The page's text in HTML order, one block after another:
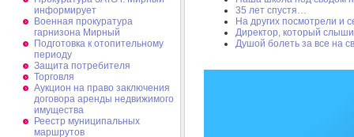
информирует
Военная прокуратура
гарнизона Мирный
Подготовка к отопительному
периоду
Защита потребителя
Торговля
Аукцион на право заключения
договора аренды недвижимого
имущества
Реестр муниципальных
маршрутов
35 лет спустя…
На других посмотрели и
Директор, который
Душой болеть за все на